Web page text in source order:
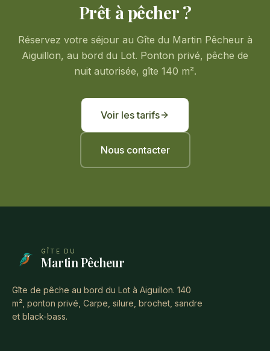
Prêt à pêcher ?
Réservez votre séjour au Gîte du Martin Pêcheur à
Aiguillon, au bord du Lot. Ponton privé, pêche de
nuit autorisée, gîte 140 m².
Voir les tarifs
Nous contacter
GÎTE DU
Martin Pêcheur
Gîte de pêche au bord du Lot à Aiguillon. 140
m², ponton privé, Carpe, silure, brochet, sandre
et black-bass.